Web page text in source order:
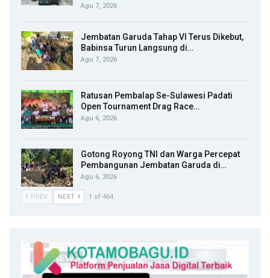
Agu 7, 2026
Jembatan Garuda Tahap VI Terus Dikebut,
Babinsa Turun Langsung di…
Agu 7, 2026
Ratusan Pembalap Se-Sulawesi Padati
Open Tournament Drag Race…
Agu 6, 2026
Gotong Royong TNI dan Warga Percepat
Pembangunan Jembatan Garuda di…
Agu 6, 2026
PREV NEXT 1 of 464